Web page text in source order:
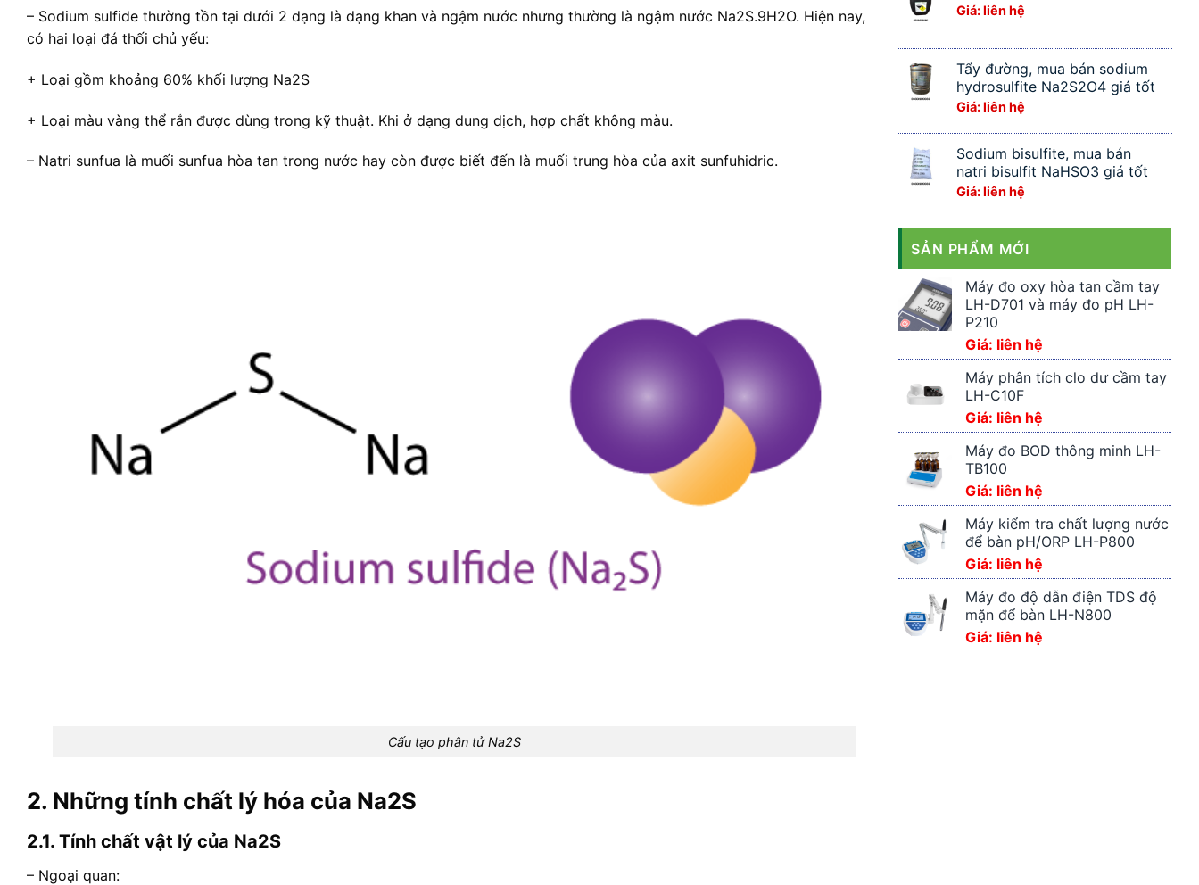
– Sodium sulfide thường tồn tại dưới 2 dạng là dạng khan và ngậm nước nhưng thường là ngậm nước Na2S.9H2O. Hiện nay,
có hai loại đá thối chủ yếu:
+ Loại gồm khoảng 60% khối lượng Na2S
+ Loại màu vàng thể rắn được dùng trong kỹ thuật. Khi ở dạng dung dịch, hợp chất không màu.
– Natri sunfua là muối sunfua hòa tan trong nước hay còn được biết đến là muối trung hòa của axit sunfuhidric.
Cấu tạo phân tử Na2S
2. Những tính chất lý hóa của Na2S
2.1. Tính chất vật lý của Na2S
– Ngoại quan:
Giá: liên hệ
Tẩy đường, mua bán sodium
hydrosulfite Na2S2O4 giá tốt
Giá: liên hệ
Sodium bisulfite, mua bán
natri bisulfit NaHSO3 giá tốt
Giá: liên hệ
SẢN PHẨM MỚI
Máy đo oxy hòa tan cầm tay
LH-D701 và máy đo pH LH-
P210
Giá: liên hệ
Máy phân tích clo dư cầm tay
LH-C10F
Giá: liên hệ
Máy đo BOD thông minh LH-
TB100
Giá: liên hệ
Máy kiểm tra chất lượng nước
để bàn pH/ORP LH-P800
Giá: liên hệ
Máy đo độ dẫn điện TDS độ
mặn để bàn LH-N800
Giá: liên hệ